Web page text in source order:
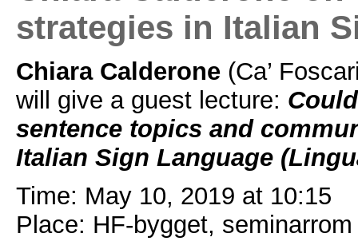
strategies in Italian
Chiara Calderone(Ca’
will give a guest lecture:
sentence topics and
Italian Sign Language
Time: May 10, 2019 at 10:15
Place: HF-bygget,